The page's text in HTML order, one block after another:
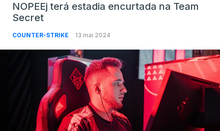
NOPEEj terá estadia encurtada na Team
Secret
COUNTER-STRIKE 13 mai 2024